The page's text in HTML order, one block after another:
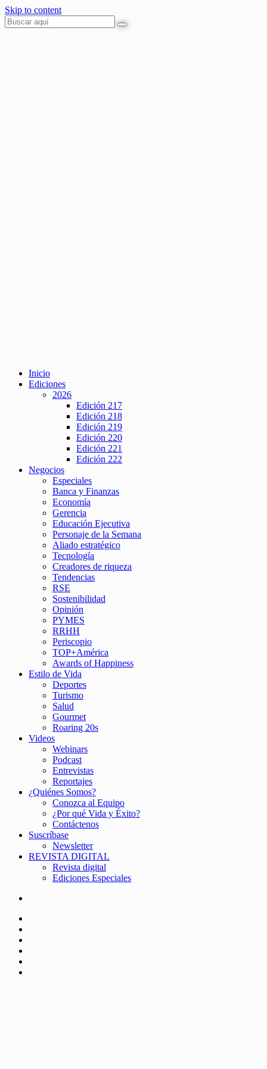
Skip to content
Inicio
Ediciones
2026
Edición 217
Edición 218
Edición 219
Edición 220
Edición 221
Edición 222
Negocios
Especiales
Banca y Finanzas
Economía
Gerencia
Educación Ejecutiva
Personaje de la Semana
Aliado estratégico
Tecnología
Creadores de riqueza
Tendencias
RSE
Sostenibilidad
Opinión
PYMES
RRHH
Periscopio
TOP+América
Awards of Happiness
Estilo de Vida
Deportes
Turismo
Salud
Gourmet
Roaring 20s
Videos
Webinars
Podcast
Entrevistas
Reportajes
¿Quiénes Somos?
Conozca al Equipo
¿Por qué Vida y Éxito?
Contáctenos
Suscríbase
Newsletter
REVISTA DIGITAL
Revista digital
Ediciones Especiales